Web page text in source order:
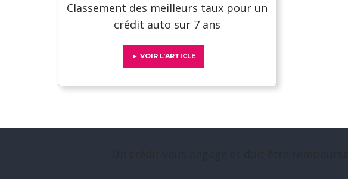
Classement des meilleurs taux pour un
crédit auto sur 7 ans
► VOIR L’ARTICLE